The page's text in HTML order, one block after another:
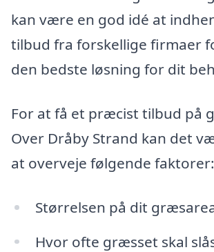
kan være en god idé at
tilbud fra forskellige firmaer
den bedste løsning for dit
For at få et præcist tilbud på
Over Dråby Strand kan det
at overveje følgende faktorer:
Størrelsen på dit
Hvor ofte græsset skal